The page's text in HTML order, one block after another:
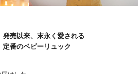
発売以来、末永く愛される
定番のベビーリュック